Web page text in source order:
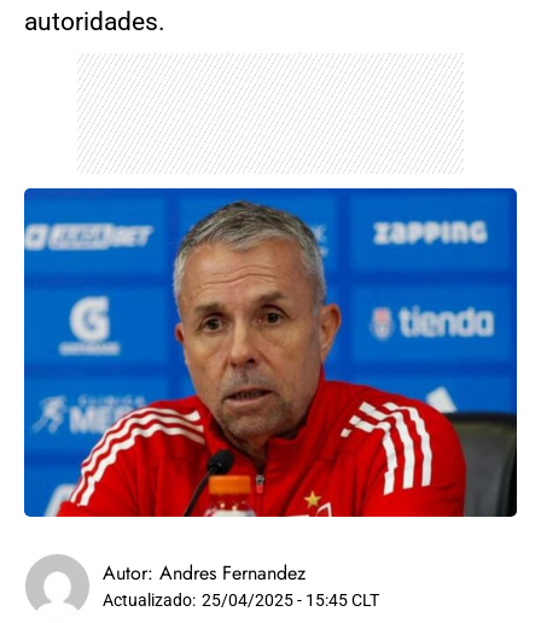
autoridades.
Autor: Andres Fernandez
Actualizado: 25/04/2025 - 15:45 CLT